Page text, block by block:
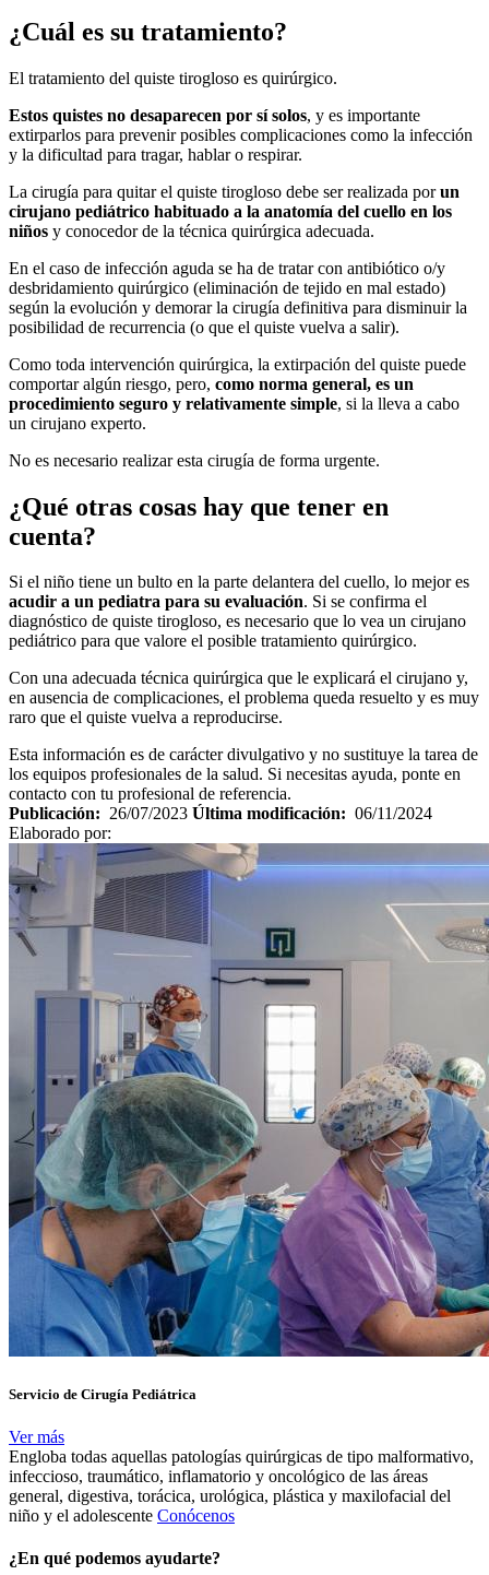
¿Cuál es su tratamiento?
El tratamiento del quiste tirogloso es quirúrgico.
Estos quistes no desaparecen por sí solos, y es importante
extirparlos para prevenir posibles complicaciones como la infección
y la dificultad para tragar, hablar o respirar.
La cirugía para quitar el quiste tirogloso debe ser realizada porun
cirujano pediátrico habituado a la anatomía del cuello en los
niños y conocedor de la técnica quirúrgica adecuada.
En el caso de infección aguda se ha de tratar con antibiótico o/y
desbridamiento quirúrgico (eliminación de tejido en mal estado)
según la evolución y demorar la cirugía definitiva para disminuir la
posibilidad de recurrencia (o que el quiste vuelva a salir).
Como toda intervención quirúrgica, la extirpación del quiste puede
comportar algún riesgo, pero, como norma general, es un
procedimiento seguro y relativamente simple, si la lleva a cabo
un cirujano experto.
No es necesario realizar esta cirugía de forma urgente.
¿Qué otras cosas hay que tener en
cuenta?
Si el niño tiene un bulto en la parte delantera del cuello, lo mejor es
acudir a un pediatra para su evaluación. Si se confirma el
diagnóstico de quiste tirogloso, es necesario que lo vea un cirujano
pediátrico para que valore el posible tratamiento quirúrgico.
Con una adecuada técnica quirúrgica que le explicará el cirujano y,
en ausencia de complicaciones, el problema queda resuelto y es muy
raro que el quiste vuelva a reproducirse.
Esta información es de carácter divulgativo y no sustituye la tarea de
los equipos profesionales de la salud. Si necesitas ayuda, ponte en
contacto con tu profesional de referencia.
Publicación: 26/07/2023 Última modificación: 06/11/2024
Elaborado por:
Servicio de Cirugía Pediátrica
Ver más
Engloba todas aquellas patologías quirúrgicas de tipo malformativo,
infeccioso, traumático, inflamatorio y oncológico de las áreas
general, digestiva, torácica, urológica, plástica y maxilofacial del
niño y el adolescente Conócenos
¿En qué podemos ayudarte?